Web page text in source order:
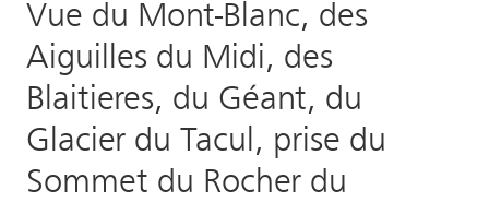
Vue du Mont-Blanc, des
Aiguilles du Midi, des
Blaitieres, du Géant, du
Glacier du Tacul, prise du
Sommet du Rocher du